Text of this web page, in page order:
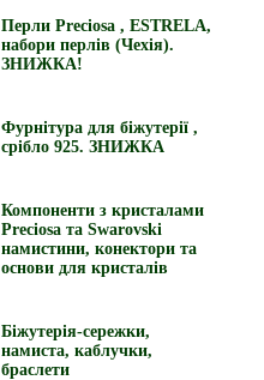
Перли Preciosa , ESTRELA,
набори перлів (Чехія).
ЗНИЖКА!
Фурнітура для біжутерії ,
срібло 925. ЗНИЖКА
Компоненти з кристалами
Preciosa та Swarovski
намистини, конектори та
основи для кристалів
Біжутерія-сережки,
намиста, каблучки,
браслети